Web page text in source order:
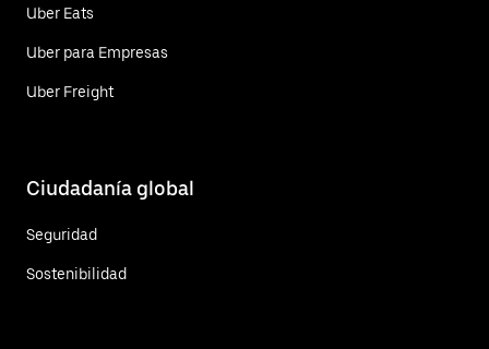
Uber Eats
Uber para Empresas
Uber Freight
Ciudadanía global
Seguridad
Sostenibilidad